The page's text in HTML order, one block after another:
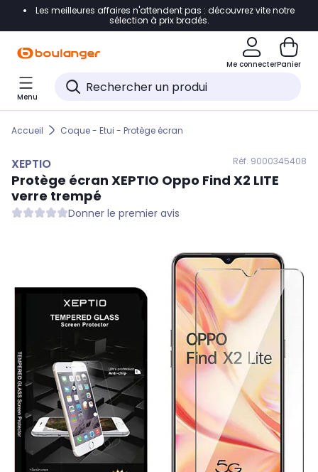
Accéder directement à la navigation
Accéder directement au pied de page
Accéder directement au chatbot
Les meilleures affaires n'attendent pas : découvrez vite notre
sélection à prix bradés.
Me connecterPanier
Menu
Accueil Coque - Etui - Protège écran
XEPTIO Réf. 9000345408
Protège écran XEPTIO Oppo Find X2 LITE
verre trempé
Donner le premier avis